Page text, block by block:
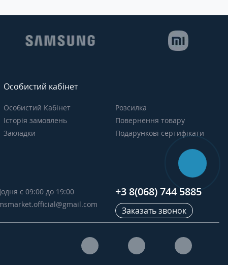
Особистий кабінет
Особистий Кабінет
Історія замовлень
Закладки
Розсилка
Повернення товару
Подарункові сертифікати
с 09:00 до 19:00
+3 8(068) 744 5885
Заказать звонок